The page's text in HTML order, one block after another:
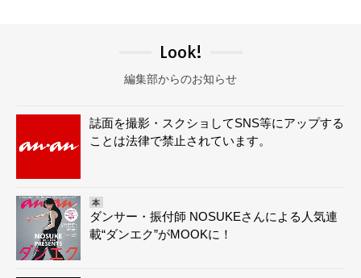
Look!
編集部からのお知らせ
誌面を撮影・スクショしてSNS等にアップする
ことは法律で禁止されています。
本
ダンサー・振付師 NOSUKEさんによる人気連
載“ダンエク”がMOOKに！